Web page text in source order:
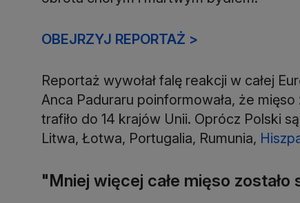
OBEJRZYJ REPORTAŻ >
Reportaż wywołał falę reakcji w całej
Anca Paduraru poinformowała, że
trafiło do 14 krajów Unii. Oprócz Polski
Litwa, Łotwa, Portugalia, Rumunia,
"Mniej więcej całe mięso zostało